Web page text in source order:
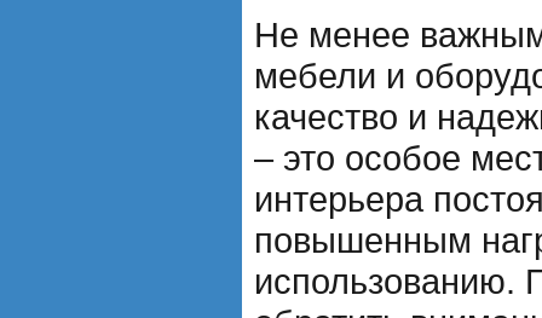
Не менее
мебели и
качество и
– это особое
интерьера
повышенным
использованию.